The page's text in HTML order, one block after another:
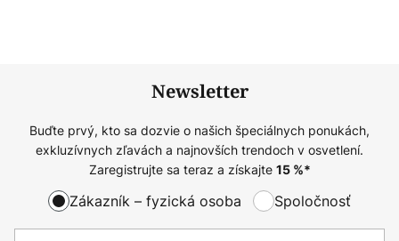
Newsletter
Buďte prvý, kto sa dozvie o našich špeciálnych ponukách,
exkluzívnych zľavách a najnovších trendoch v osvetlení.
Zaregistrujte sa teraz a získajte 15%*
Zákazník – fyzická osoba Spoločnosť